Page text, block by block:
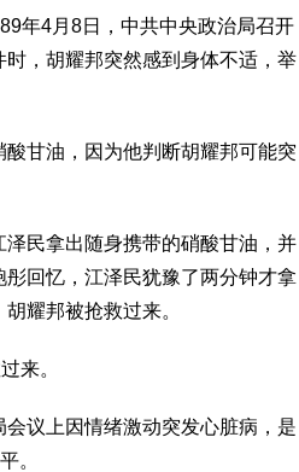
4月8日，中共中央政治局召开
，胡耀邦突然感到身体不适，举
甘油，因为他判断胡耀邦可能突
民拿出随身携带的硝酸甘油，并
回忆，江泽民犹豫了两分钟才拿
耀邦被抢救过来。
来。
议上因情绪激动突发心脏病，是
。